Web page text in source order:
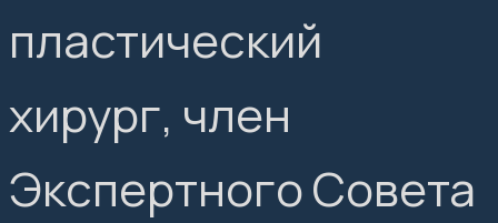
пластический
хирург, член
Экспертного Совета